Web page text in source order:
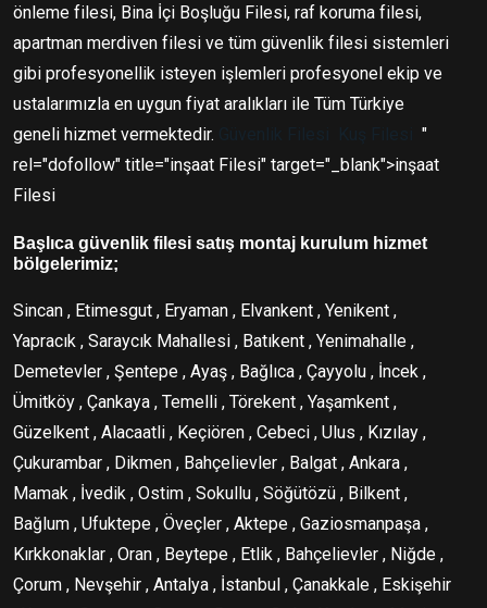
önleme filesi, Bina İçi Boşluğu Filesi, raf koruma filesi,
apartman merdiven filesi ve tüm güvenlik filesi sistemleri
gibi profesyonellik isteyen işlemleri profesyonel ekip ve
ustalarımızla en uygun fiyat aralıkları ile Tüm Türkiye
geneli hizmet vermektedir.
"
rel="dofollow" title="inşaat Filesi" target="_blank">inşaat
Filesi
Başlıca güvenlik filesi satış montaj kurulum hizmet
bölgelerimiz;
Sincan , Etimesgut , Eryaman , Elvankent , Yenikent ,
Yapracık , Saraycık Mahallesi , Batıkent , Yenimahalle ,
Demetevler , Şentepe , Ayaş , Bağlıca , Çayyolu , İncek ,
Ümitköy , Çankaya , Temelli , Törekent , Yaşamkent ,
Güzelkent , Alacaatli , Keçiören , Cebeci , Ulus , Kızılay ,
Çukurambar , Dikmen , Bahçelievler , Balgat , Ankara ,
Mamak , İvedik , Ostim , Sokullu , Söğütözü , Bilkent ,
Bağlum , Ufuktepe , Öveçler , Aktepe , Gaziosmanpaşa ,
Kırkkonaklar , Oran , Beytepe , Etlik , Bahçelievler , Niğde ,
Çorum , Nevşehir , Antalya , İstanbul , Çanakkale , Eskişehir